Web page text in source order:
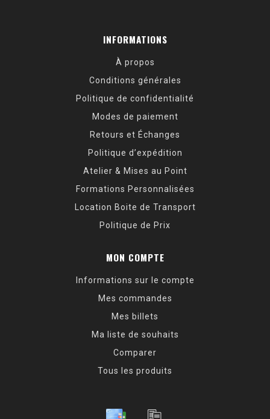
INFORMATIONS
À propos
Conditions générales
Politique de confidentialité
Modes de paiement
Retours et Échanges
Politique d’expédition
Atelier & Mises au Point
Formations Personnalisées
Location Boite de Transport
Politique de Prix
MON COMPTE
Informations sur le compte
Mes commandes
Mes billets
Ma liste de souhaits
Comparer
Tous les produits